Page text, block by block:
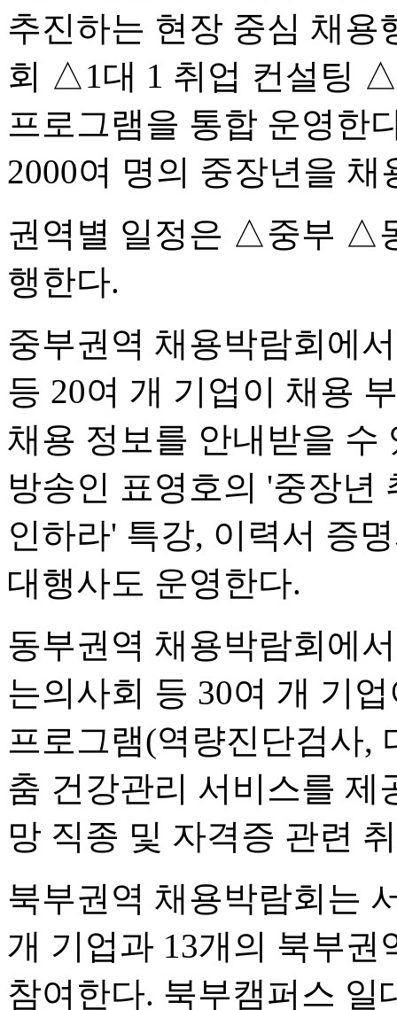
추진하는 현장 중심 채
회 △1대 1 취업 컨설팅
프로그램을 통합 운영한
2000여 명의 중장년을 채
권역별 일정은 △중부 △
행한다.
중부권역 채용박람회에
등 20여 개 기업이 채용
채용 정보를 안내받을 수
방송인 표영호의 '중장년
인하라' 특강, 이력서 증
대행사도 운영한다.
동부권역 채용박람회에
는의사회 등 30여 개 기
프로그램(역량진단검사,
춤 건강관리 서비스를 제
망 직종 및 자격증 관련
북부권역 채용박람회는
개 기업과 13개의 북부
참여한다. 북부캠퍼스 일